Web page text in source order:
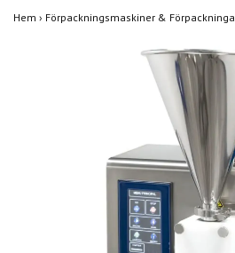
Hem › Förpackningsmaskiner &